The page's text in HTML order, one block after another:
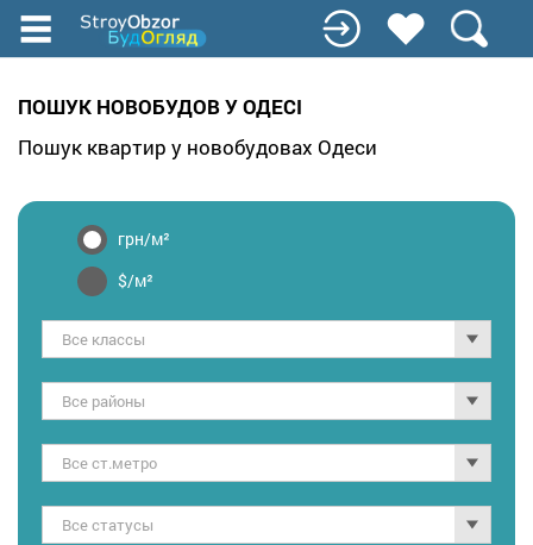
Перейти
содержанию
ПОШУК НОВОБУДОВ У ОДЕСІ
Пошук квартир у новобудовах Одеси
Все классы
Все районы
Все ст.метро
Все статусы
грн/м²
$/м²